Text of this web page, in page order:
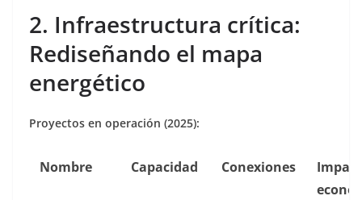
2. Infraestructura crítica:
Rediseñando el mapa
energético
Proyectos en operación (2025):
Nombre Capacidad Conexiones